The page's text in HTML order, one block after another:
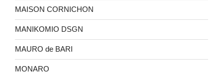
MAISON CORNICHON
MANIKOMIO DSGN
MAURO de BARI
MONARO